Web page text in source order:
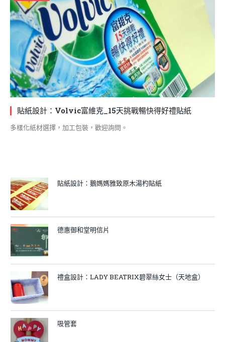
貼紙設計：Volvic富維克_15天挑戰暢快得好禮貼紙
多樣化紙材選擇，加工包裝，歡迎詢問。
貼紙設計：鵝媽媽雅致原木湯杓貼紙
德惠御和堂明信片
禮盒設計：LADY BEATRIX碧翠絲女士（天地盒）
吸管套